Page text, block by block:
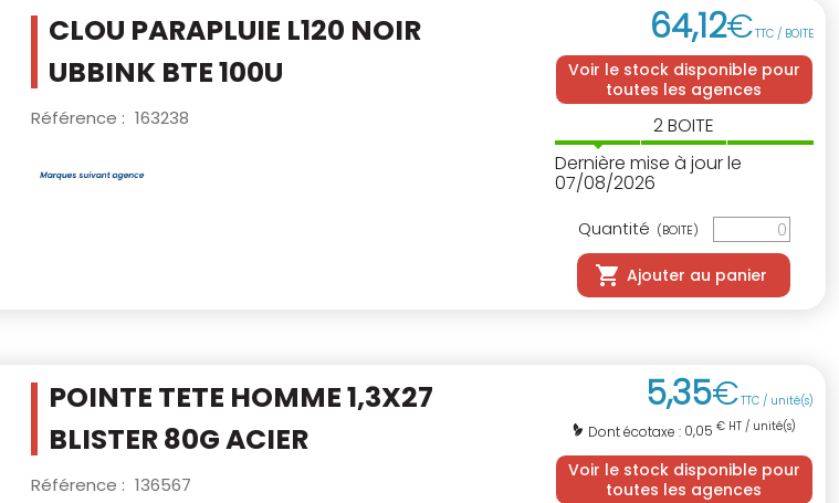
CLOU PARAPLUIE L120 NOIR
UBBINK BTE 100U
Référence : 163238
64,12€TTC / BOITE
Voir le stock disponible pour
toutes les agences
2BOITE
Dernière mise à jour le
07/08/2026
Quantité (BOITE)
Ajouter au panier
POINTE TETE HOMME 1,3X27
BLISTER 80GACIER
Référence : 136567
5,35€TTC / unité(s)
Dont écotaxe : 0,05 € HT / unité(s)
Voir le stock disponible pour
toutes les agences